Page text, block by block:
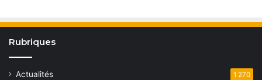
Rubriques
Actualités 1 270